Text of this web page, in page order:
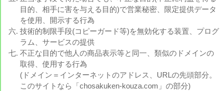
目的、相手に害を与える目的)で営業秘密、限定提供データ
を使用、開示する行為
技術的制限手段(コピーガード等)を無効化する装置、プログ
ラム、サービスの提供
不正な目的で他人の商品表示等と同一、類似のドメインの
取得、使用する行為
(ドメイン＝インターネットのアドレス、URLの先頭部分。
このサイトなら「chosakuken-kouza.com」の部分)